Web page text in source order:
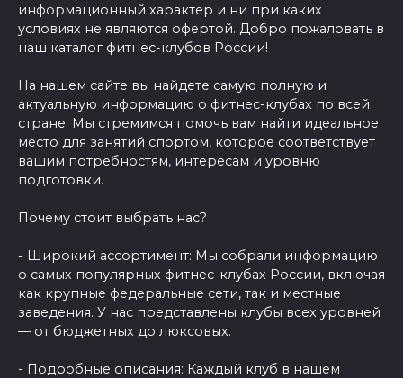
информационный характер и ни при каких
условиях не являются офертой. Добро пожаловать в
наш каталог фитнес-клубов России!
На нашем сайте вы найдете самую полную и
актуальную информацию о фитнес-клубах по всей
стране. Мы стремимся помочь вам найти идеальное
место для занятий спортом, которое соответствует
вашим потребностям, интересам и уровню
подготовки.
Почему стоит выбрать нас?
- Широкий ассортимент: Мы собрали информацию
о самых популярных фитнес-клубах России, включая
как крупные федеральные сети, так и местные
заведения. У нас представлены клубы всех уровней
— от бюджетных до люксовых.
- Подробные описания: Каждый клуб в нашем